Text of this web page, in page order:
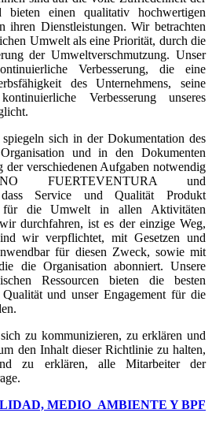
bieten einen qualitativ hochwertigen
ihren Dienstleistungen. Wir betrachten
Umwelt als eine Priorität, durch die
der Umweltverschmutzung. Unser
Verbesserung, die eine
des Unternehmens, seine
Verbesserung unseres
sich in der Dokumentation des
Organisation und in den Dokumenten
verschiedenen Aufgaben notwendig
FUERTEVENTURA und
dass Service und Qualität Produkt
für die Umwelt in allen Aktivitäten
durchfahren, ist es der einzige Weg,
wir verpflichtet, mit Gesetzen und
für diesen Zweck, sowie mit
die Organisation abonniert. Unsere
Ressourcen bieten die besten
und unser Engagement für die
zu kommunizieren, zu erklären und
den Inhalt dieser Richtlinie zu halten,
zu erklären, alle Mitarbeiter der
MEDIO AMBIENTE Y BPF